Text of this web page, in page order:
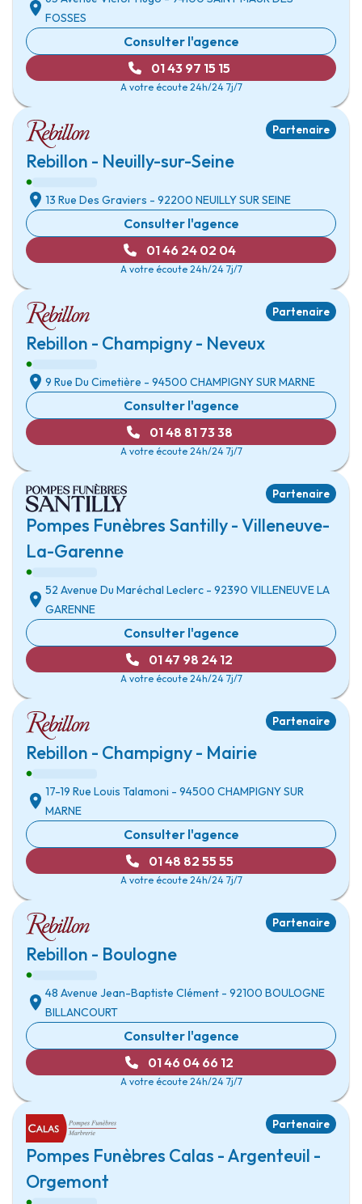
FOSSES
Consulter l'agence
01 43 97 15 15
A votre écoute 24h/24 7j/7
Partenaire
Rebillon - Neuilly-sur-Seine
13 Rue Des Graviers - 92200 NEUILLY SUR SEINE
Consulter l'agence
01 46 24 02 04
A votre écoute 24h/24 7j/7
Partenaire
Rebillon - Champigny - Neveux
9 Rue Du Cimetière - 94500 CHAMPIGNY SUR MARNE
Consulter l'agence
01 48 81 73 38
A votre écoute 24h/24 7j/7
Partenaire
Pompes Funèbres Santilly - Villeneuve-
La-Garenne
52 Avenue Du Maréchal Leclerc - 92390 VILLENEUVE LA
GARENNE
Consulter l'agence
01 47 98 24 12
A votre écoute 24h/24 7j/7
Partenaire
Rebillon - Champigny - Mairie
17-19 Rue Louis Talamoni - 94500 CHAMPIGNY SUR
MARNE
Consulter l'agence
01 48 82 55 55
A votre écoute 24h/24 7j/7
Partenaire
Rebillon - Boulogne
48 Avenue Jean-Baptiste Clément - 92100 BOULOGNE
BILLANCOURT
Consulter l'agence
01 46 04 66 12
A votre écoute 24h/24 7j/7
Partenaire
Pompes Funèbres Calas - Argenteuil -
Orgemont